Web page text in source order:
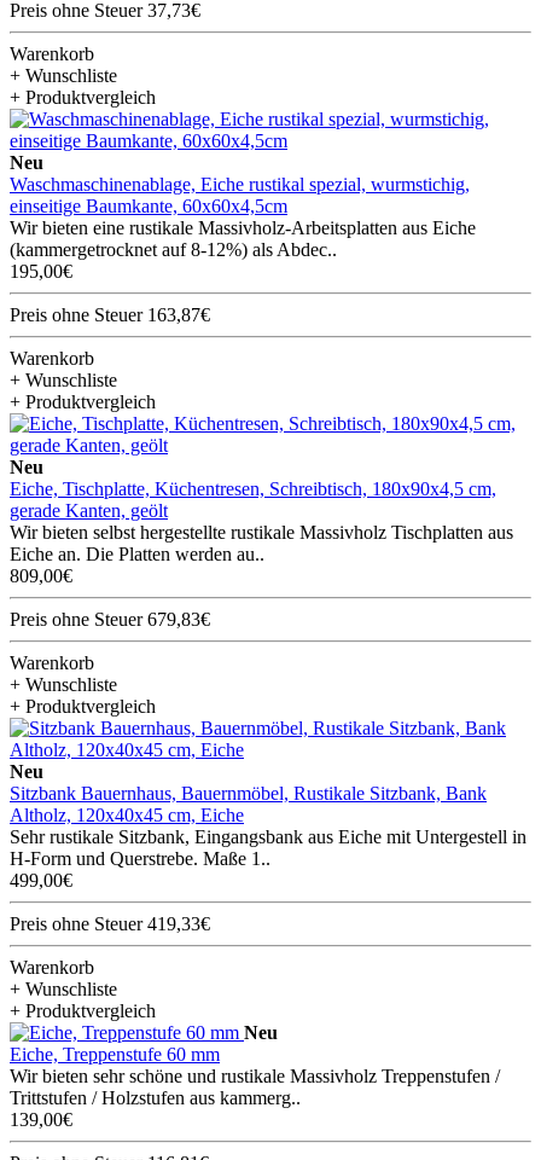
Preis ohne Steuer 37,73€
Warenkorb
+ Wunschliste
+ Produktvergleich
Neu
Waschmaschinenablage, Eiche rustikal spezial, wurmstichig,
einseitige Baumkante, 60x60x4,5cm
Wir bieten eine rustikale Massivholz-Arbeitsplatten aus Eiche
(kammergetrocknet auf 8-12%) als Abdec..
195,00€
Preis ohne Steuer 163,87€
Warenkorb
+ Wunschliste
+ Produktvergleich
Neu
Eiche, Tischplatte, Küchentresen, Schreibtisch, 180x90x4,5 cm,
gerade Kanten, geölt
Wir bieten selbst hergestellte rustikale Massivholz Tischplatten aus
Eiche an. Die Platten werden au..
809,00€
Preis ohne Steuer 679,83€
Warenkorb
+ Wunschliste
+ Produktvergleich
Neu
Sitzbank Bauernhaus, Bauernmöbel, Rustikale Sitzbank, Bank
Altholz, 120x40x45 cm, Eiche
Sehr rustikale Sitzbank, Eingangsbank aus Eiche mit Untergestell in
H-Form und Querstrebe. Maße 1..
499,00€
Preis ohne Steuer 419,33€
Warenkorb
+ Wunschliste
+ Produktvergleich
Neu
Eiche, Treppenstufe 60 mm
Wir bieten sehr schöne und rustikale Massivholz Treppenstufen /
Trittstufen / Holzstufen aus kammerg..
139,00€